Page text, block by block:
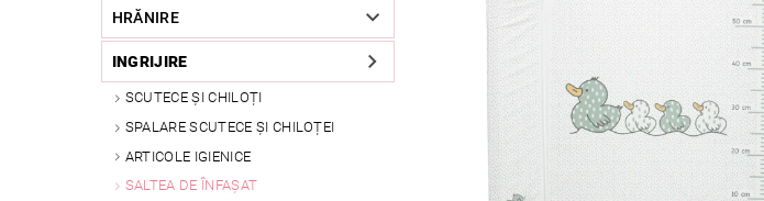
HRĂNIRE
INGRIJIRE
SCUTECE ȘI CHILOȚI
SPALARE SCUTECE ȘI CHILOȚEI
ARTICOLE IGIENICE
SALTEA DE ÎNFAȘAT